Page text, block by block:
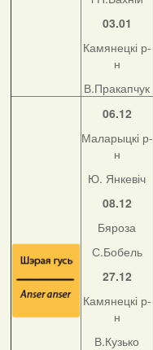
03.01
Камянецкі р-
н
В.Пракапчук
06.12
Маларыцкі р-
н
Ю. Янкевіч
08.12
Бяроза
С.Бобель
27.12
Камянецкі р-
н
В.Кузько